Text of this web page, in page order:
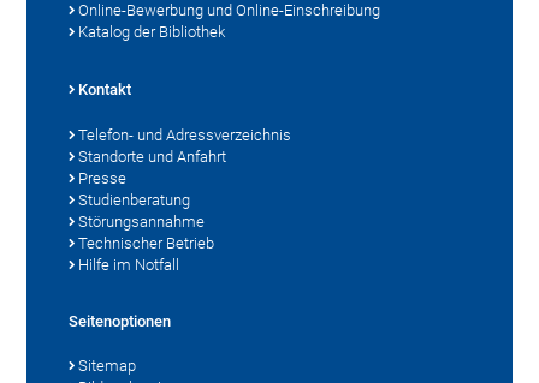
Online-Bewerbung und Online-Einschreibung
Katalog der Bibliothek
Kontakt
Telefon- und Adressverzeichnis
Standorte und Anfahrt
Presse
Studienberatung
Störungsannahme
Technischer Betrieb
Hilfe im Notfall
Seitenoptionen
Sitemap